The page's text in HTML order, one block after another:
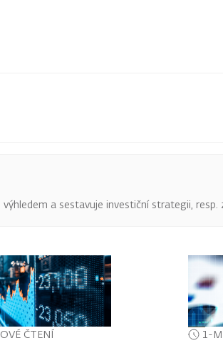
a sestavuje investiční strategii,
ČTENÍ 1-